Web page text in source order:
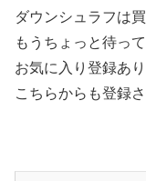
ダウンシュラフは
もうちょっと待っ
お気に入り登録あ
こちらからも登録